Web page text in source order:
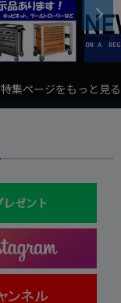
Next
特集ページをもっと見る